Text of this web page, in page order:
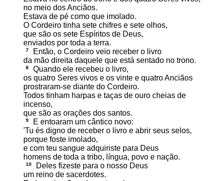
no meio dos Anciãos.
Estava de pé como que imolado.
O Cordeiro tinha sete chifres e sete olhos,
que são os sete Espíritos de Deus,
enviados por toda a terra.
7
Então, o Cordeiro veio receber o livro
da mão direita daquele que está sentado no trono.
8
Quando ele recebeu o livro,
os quatro Seres vivos e os vinte e quatro Anciãos
prostraram-se diante do Cordeiro.
Todos tinham harpas e taças de ouro cheias de
incenso,
que são as orações dos santos.
9
E entoaram um cântico novo:
'Tu és digno de receber o livro e abrir seus selos,
porque foste imolado,
e com teu sangue adquiriste para Deus
homens de toda a tribo, língua, povo e nação.
10
Deles fizeste para o nosso Deus
um reino de sacerdotes.